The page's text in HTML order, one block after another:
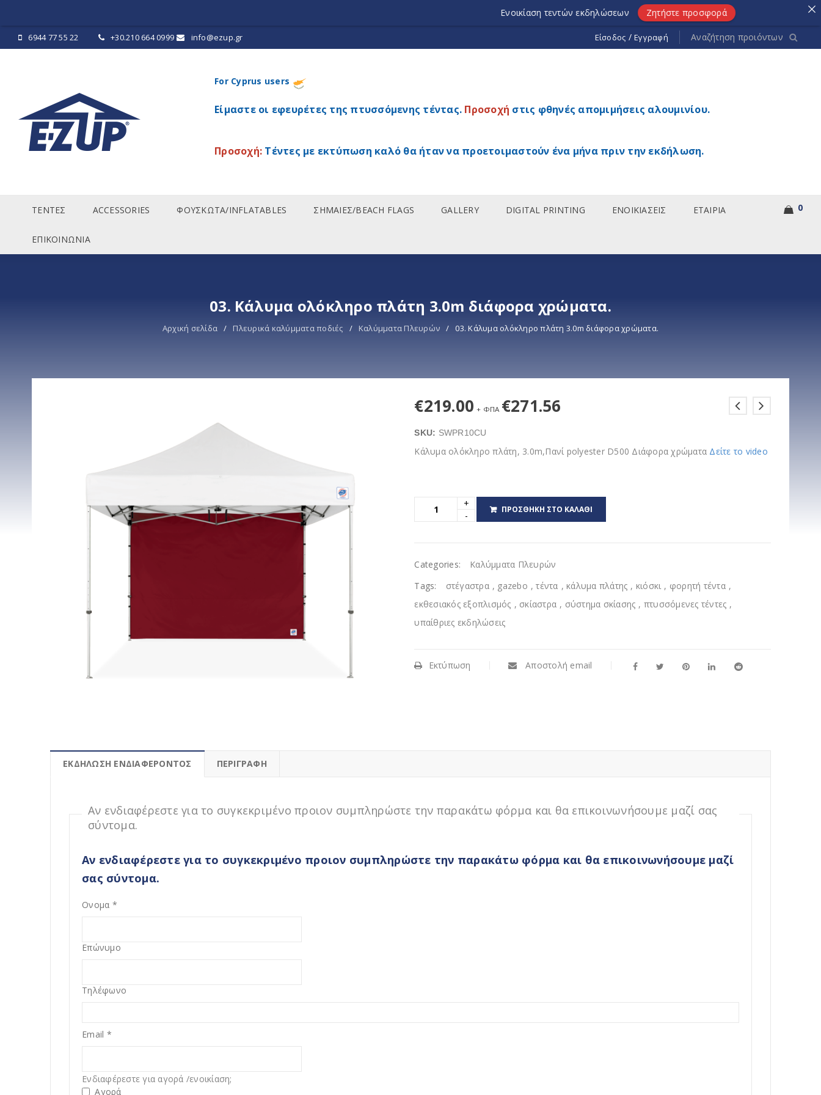
6944 77 55 22 +30.210 664 0999 info@ezup.gr Είσοδος / Εγγραφή
For Cyprus users
Είμαστε οι εφευρέτες της πτυσσόμενης τέντας. Προσοχή στις φθηνές απομιμήσεις αλουμινίου.
Προσοχή: Τέντες με εκτύπωση καλό θα ήταν να προετοιμαστούν ένα μήνα πριν την εκδήλωση.
ΤΕΝΤΕΣ ACCESSORIES ΦΟΥΣΚΩΤΑ/INFLATABLES ΣΗΜΑΙΕΣ/BEACH FLAGS GALLERY DIGITAL PRINTING ΕΝΟΙΚΙΑΣΕΙΣ ΕΤΑΙΡΙΑ
ΕΠΙΚΟΙΝΩΝΙΑ
0
03. Κάλυμα ολόκληρο πλάτη 3.0m διάφορα χρώματα.
Αρχική σελίδα / Πλευρικά καλύμματα ποδιές / Καλύμματα Πλευρών / 03. Κάλυμα ολόκληρο πλάτη 3.0m διάφορα χρώματα.
€219.00 + ΦΠΑ €271.56
SKU: SWPR10CU
Κάλυμα ολόκληρο πλάτη, 3.0m,Πανί polyester D500 Διάφορα χρώματα Δείτε το video
ΠΡΟΣΘΉΚΗ ΣΤΟ ΚΑΛΆΘΙ
Categories:
Καλύμματα Πλευρών
Tags:
στέγαστρα , gazebo ,τέντα , κάλυμα πλάτης , κιόσκι , φορητή τέντα ,
εκθεσιακός εξοπλισμός , σκίαστρα , σύστημα σκίασης , πτυσσόμενες τέντες ,
υπαίθριες εκδηλώσεις
Εκτύπωση Αποστολή email
ΕΚΔΗΛΩΣΗ ΕΝΔΙΑΦΕΡΟΝΤΟΣ ΠΕΡΙΓΡΑΦΉ
Αν ενδιαφέρεστε για το συγκεκριμένο προιον συμπληρώστε την παρακάτω φόρμα και θα επικοινωνήσουμε μαζί σας
σύντομα.
Αν ενδιαφέρεστε για το συγκεκριμένο προιον συμπληρώστε την παρακάτω φόρμα και θα επικοινωνήσουμε μαζί
σας σύντομα.
Ονομα *
Επώνυμο
Τηλέφωνο
Email *
Ενδιαφέρεστε για αγορά /ενοικίαση;
Αγορά
Ενοικίαση τεντών εκδηλώσεων Ζητήστε προσφορά